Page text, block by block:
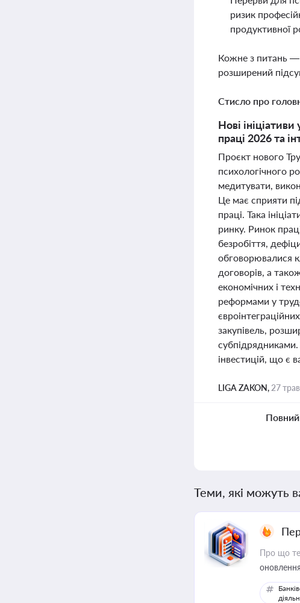
ризик
продуктивної
Кожне з питань —
розширений
Стисло про
Нові
праці 2026 та
Проєкт нового
психологічного
медитувати,
Це має сприяти
праці. Така
ринку. Ринок
безробіття,
обговорювалися
договорів, а
економічних і
реформами у
закупівель,
інвестицій, що є
LIGA ZAKON, 27
Повний
Теми, які можуть
Про що